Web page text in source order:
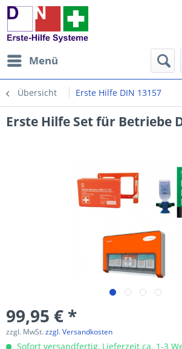
Menü
Übersicht Erste Hilfe DIN 13157
Erste Hilfe Set für Betriebe
99,95 € *
zzgl. MwSt.zzgl. Versandkosten
Sofort versandfertig, Lieferzeit ca. 1-3